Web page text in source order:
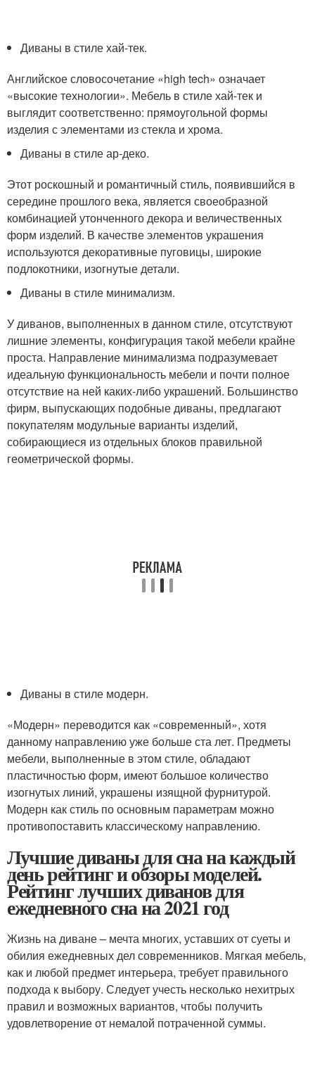
Диваны в стиле хай-тек.
Английское словосочетание «high tech» означает
«высокие технологии». Мебель в стиле хай-тек и
выглядит соответственно: прямоугольной формы
изделия с элементами из стекла и хрома.
Диваны в стиле ар-деко.
Этот роскошный и романтичный стиль, появившийся в
середине прошлого века, является своеобразной
комбинацией утонченного декора и величественных
форм изделий. В качестве элементов украшения
используются декоративные пуговицы, широкие
подлокотники, изогнутые детали.
Диваны в стиле минимализм.
У диванов, выполненных в данном стиле, отсутствуют
лишние элементы, конфигурация такой мебели крайне
проста. Направление минимализма подразумевает
идеальную функциональность мебели и почти полное
отсутствие на ней каких-либо украшений. Большинство
фирм, выпускающих подобные диваны, предлагают
покупателям модульные варианты изделий,
собирающиеся из отдельных блоков правильной
геометрической формы.
Диваны в стиле модерн.
«Модерн» переводится как «современный», хотя
данному направлению уже больше ста лет. Предметы
мебели, выполненные в этом стиле, обладают
пластичностью форм, имеют большое количество
изогнутых линий, украшены изящной фурнитурой.
Модерн как стиль по основным параметрам можно
противопоставить классическому направлению.
Лучшие диваны для сна на каждый
день рейтинг и обзоры моделей.
Рейтинг лучших диванов для
ежедневного сна на 2021 год
Жизнь на диване – мечта многих, уставших от суеты и
обилия ежедневных дел современников. Мягкая мебель,
как и любой предмет интерьера, требует правильного
подхода к выбору. Следует учесть несколько нехитрых
правил и возможных вариантов, чтобы получить
удовлетворение от немалой потраченной суммы.